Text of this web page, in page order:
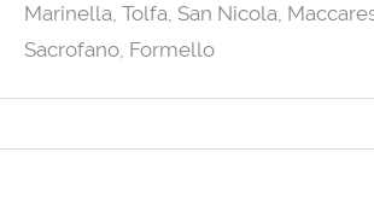
Marinella, Tolfa, San Nicola,
Sacrofano, Formello